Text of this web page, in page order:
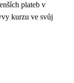
plateb v
kurzu ve svůj